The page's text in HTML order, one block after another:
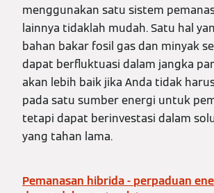
menggunakan satu sistem
lainnya tidaklah mudah. Satu hal
bahan bakar fosil gas dan minyak
dapat berfluktuasi dalam jangka
akan lebih baik jika Anda tidak
pada satu sumber energi untuk
tetapi dapat berinvestasi dalam
yang tahan lama.
Pemanasan hibrida - perpaduan